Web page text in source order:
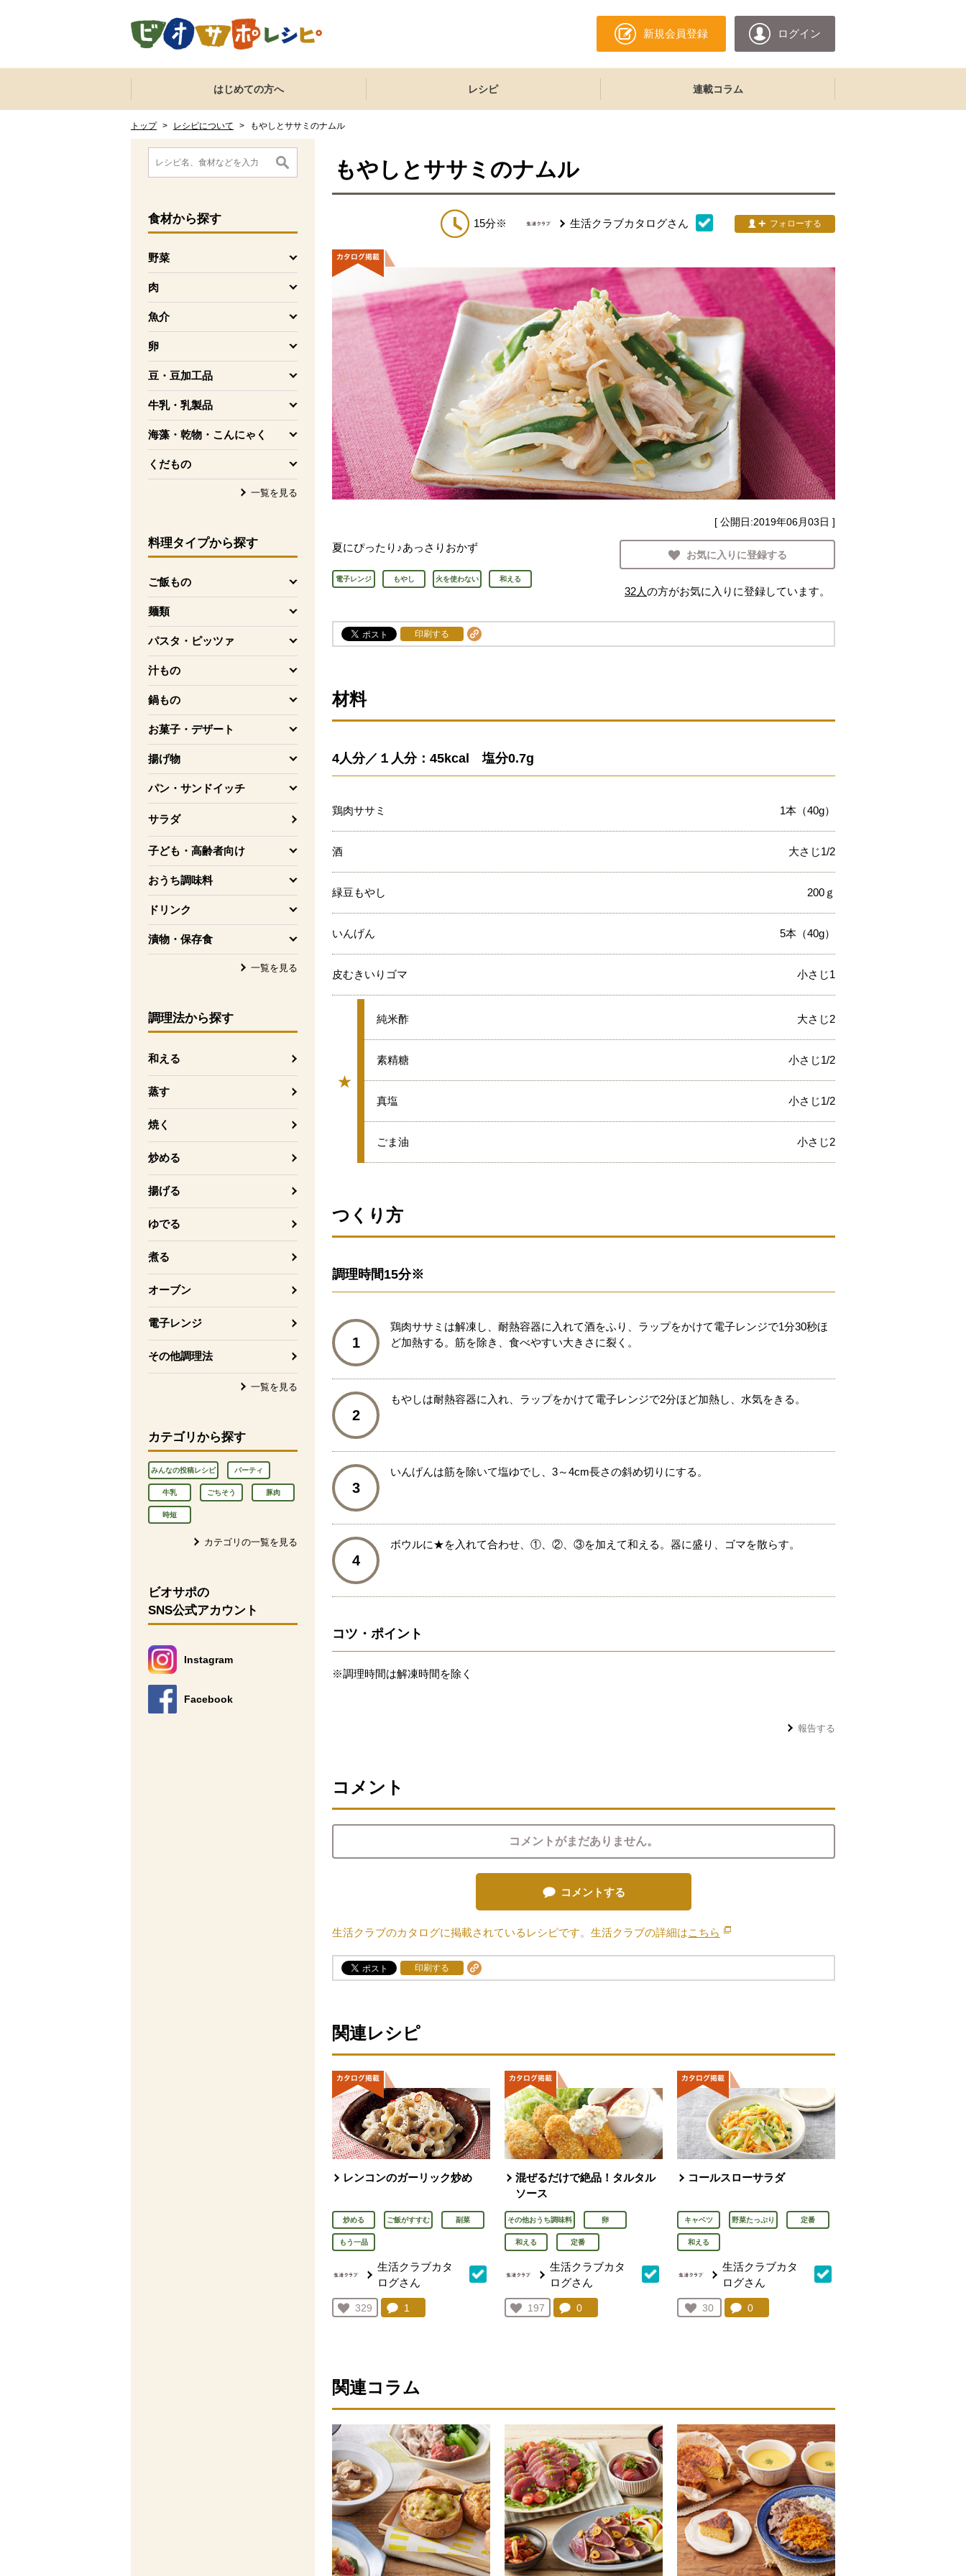
新規会員登録 ログイン
ここからサイト内共通メニューです。
サイト内共通メニューをスキップする
はじめての方へ レシピ 連載コラム
トップ > レシピについて > もやしとササミのナムル
ここから消費材検索メニューです。
食材から探す
野菜
を開く
肉
を開く
魚介
を開く
卵
を開く
豆・豆加工品
を開く
牛乳・乳製品
を開く
海藻・乾物・こんにゃく
を開く
くだもの
を開く
一覧を見る
料理タイプから探す
ご飯もの
を開く
麺類
を開く
パスタ・ピッツァ
を開く
汁もの
を開く
鍋もの
を開く
お菓子・デザート
を開く
揚げ物
を開く
パン・サンドイッチ
を開く
サラダ
子ども・高齢者向け
を開く
おうち調味料
を開く
ドリンク
を開く
漬物・保存食
を開く
一覧を見る
調理法から探す
和える
蒸す
焼く
炒める
揚げる
ゆでる
煮る
オーブン
電子レンジ
その他調理法
一覧を見る
カテゴリから探す
みんなの投稿レシピ パーティ
牛乳 ごちそう 豚肉
時短
カテゴリの一覧を見る
消費材検索メニューここまで。
ここから本文です。
ビオサポの
SNS公式アカウント
Instagram
別のウィンドウで開きます。
Facebook
別のウィンドウで開きます。
もやしとササミのナムル
15分※ 生活クラブカタログさん フォローする
[ 公開日:2019年06月03日 ]
夏にぴったり♪あっさりおかず
電子レンジ もやし 火を使わない 和える
お気に入りに登録する
32人の方がお気に入りに登録しています。
印刷する
材料
4人分／１人分：45kcal 塩分0.7g
鶏肉ササミ 1本（40g）
酒 大さじ1/2
緑豆もやし 200ｇ
いんげん 5本（40g）
皮むきいりゴマ 小さじ1
★
グループ
★
純米酢 大さじ2
★
素精糖 小さじ1/2
★
真塩 小さじ1/2
★
ごま油 小さじ2
つくり方
調理時間15分※
1
鶏肉ササミは解凍し、耐熱容器に入れて酒をふり、ラップをかけて電子レンジで1分30秒ほ
ど加熱する。筋を除き、食べやすい大きさに裂く。
2
もやしは耐熱容器に入れ、ラップをかけて電子レンジで2分ほど加熱し、水気をきる。
3
いんげんは筋を除いて塩ゆでし、3～4cm長さの斜め切りにする。
4
ボウルに★を入れて合わせ、①、②、③を加えて和える。器に盛り、ゴマを散らす。
コツ・ポイント
※調理時間は解凍時間を除く
報告する
コメント
コメントがまだありません。
コメントする
生活クラブのカタログに掲載されているレシピです。生活クラブの詳細はこちら 別のウィンドウで開きます。
印刷する
関連レシピ
レンコンのガーリック炒め
炒める ご飯がすすむ 副菜
もう一品
生活クラブカタ
ログさん
お気に入り登録：
329
人が登録
コメント：
1
混ぜるだけで絶品！タルタル
ソース
その他おうち調味料 卵
和える 定番
生活クラブカタ
ログさん
お気に入り登録：
197
人が登録
コメント：
0件。コメントを見る。
コールスローサラダ
キャベツ 野菜たっぷり 定番
和える
生活クラブカタ
ログさん
お気に入り登録：
30
人が登録
コメント：
0件。コメントを見る。
関連コラム